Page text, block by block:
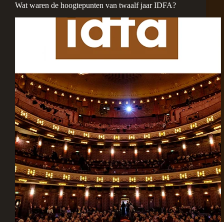
Wat waren de hoogtepunten van twaalf jaar IDFA?